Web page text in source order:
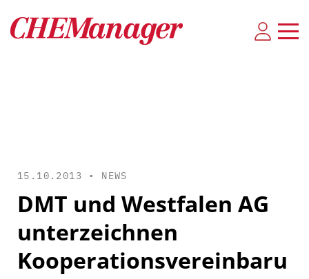
15.10.2013 • NEWS
DMT und Westfalen AG
unterzeichnen
Kooperationsvereinbaru